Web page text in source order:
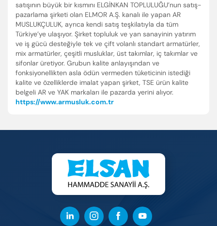
satışının büyük bir kısmını ELGİNKAN TOPLULUĞU’nun satış-
pazarlama şirketi olan ELMOR A.Ş. kanalı ile yapan AR
MUSLUKÇULUK, ayrıca kendi satış teşkilatıyla da tüm
Türkiye’ye ulaşıyor. Şirket topluluk ve yan sanayinin yatırım
ve iş gücü desteğiyle tek ve çift volanlı standart armatürler,
mix armatürler, çeşitli musluklar, üst takımlar, iç takımlar ve
sifonlar üretiyor. Grubun kalite anlayışından ve
fonksiyonellikten asla ödün vermeden tüketicinin istediği
kalite ve özelliklerde imalat yapan şirket, TSE ürün kalite
belgeli AR ve YAK markaları ile pazarda yerini alıyor.
https://www.armusluk.com.tr